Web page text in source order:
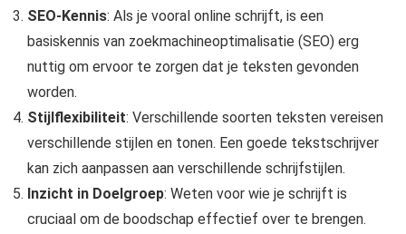
SEO-Kennis: Als je vooral online schrijft, is een
basiskennis van zoekmachineoptimalisatie (SEO) erg
nuttig om ervoor te zorgen dat je teksten gevonden
worden.
Stijlflexibiliteit: Verschillende soorten teksten vereisen
verschillende stijlen en tonen. Een goede tekstschrijver
kan zich aanpassen aan verschillende schrijfstijlen.
Inzicht in Doelgroep: Weten voor wie je schrijft is
cruciaal om de boodschap effectief over te brengen.